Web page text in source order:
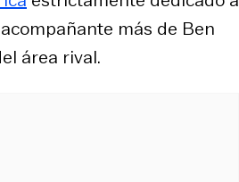
más de Ben
área rival.